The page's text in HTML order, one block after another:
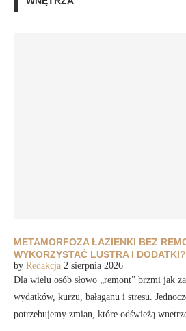
METAMORFOZA ŁAZIENKI BEZ
WYKORZYSTAĆ LUSTRA I DODATKI?
by Redakcja 2 sierpnia 2026
Dla wielu osób słowo „remont” brzmi jak
wydatków, kurzu, bałaganu i stresu.
potrzebujemy zmian, które odświeżą